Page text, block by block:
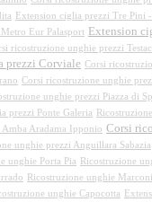
Extension ciglia prezzi Tre Pini
Eur Palasport
Extension
ricostruzione unghie prezzi
prezzi Corviale Corsi
Corsi ricostruzione unghie
unghie prezzi Piazza di
prezzi Ponte Galeria
Aradama Ipponio Corsi
unghie prezzi Anguillara Sabazia
unghie Porta Pia
Ricostruzione
Ricostruzione unghie Marconi
unghie Capocotta